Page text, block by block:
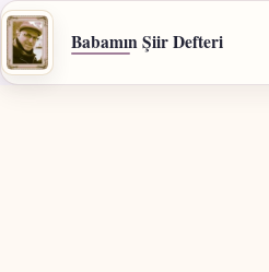
İçeriğe
geç
Babamın Şiir Defteri